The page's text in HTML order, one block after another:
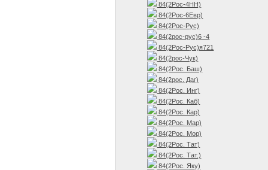
84(2Рос-4НН)
84(2Рос-6Евр)
84(2Рос-Рус)
84(2рос-рус)6 -4
84(2Рос-Рус)я721
84(2рос-Чук)
84(2Рос. Баш)
84(2рос. Даг)
84(2Рос. Инг)
84(2Рос. Каб)
84(2Рос. Кар)
84(2Рос. Мар)
84(2Рос. Мор)
84(2Рос. Тат)
84(2Рос. Тат.)
84(2Рос. Яку)